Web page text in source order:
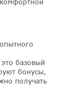
базовый
бонусы,
получать